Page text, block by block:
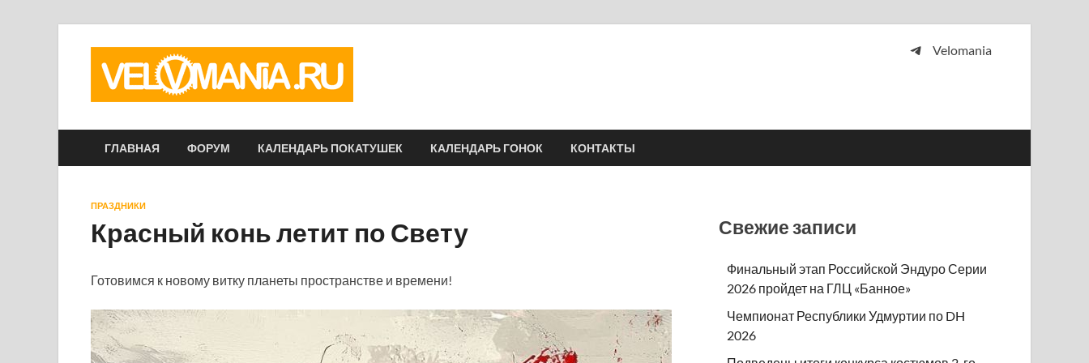
Velomania
ГЛАВНАЯ ФОРУМ КАЛЕНДАРЬ ПОКАТУШЕК КАЛЕНДАРЬ ГОНОК КОНТАКТЫ
ПРАЗДНИКИ
Красный конь летит по Свету
Готовимся к новому витку планеты пространстве и времени!
Свежие записи
Финальный этап Российской Эндуро Серии
2026 пройдет на ГЛЦ «Банное»
Чемпионат Республики Удмуртии по DH
2026